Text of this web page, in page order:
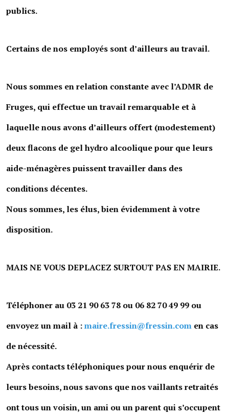
VILLE PRATIQUE
Affaires scolaires, CCAS
Eaux, assainissement
France services
France Renov
Déchets ménagers, tri sélectif, encombrants
Démarches administratives
Equipements sportifs
Bibliothèque
Commerçants, artisans
Commerces et professions libérales
Exploitants agricoles
publics.
Certains de nos employés sont d’ailleurs au travail.
Nous sommes en relation constante avec l’ADMR de
Fruges, qui effectue un travail remarquable et à
laquelle nous avons d’ailleurs offert (modestement)
deux flacons de gel hydro alcoolique pour que leurs
aide-ménagères puissent travailler dans des
conditions décentes.
Nous sommes, les élus, bien évidemment à votre
disposition.
MAIS NE VOUS DEPLACEZ SURTOUT PAS EN MAIRIE.
Téléphoner au 03 21 90 63 78 ou 06 82 70 49 99 ou
envoyez un mail à :maire.fressin@fressin.com en cas
de nécessité.
Après contacts téléphoniques pour nous enquérir de
leurs besoins, nous savons que nos vaillants retraités
ont tous un voisin, un ami ou un parent qui s’occupent